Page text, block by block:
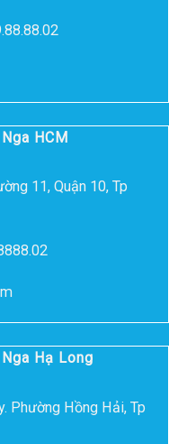
HCM
11, Quận 10, Tp
Hạ Long
Phường Hồng Hải, Tp